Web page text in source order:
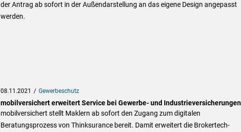
der Antrag ab sofort in der Außendarstellung an das eigene Design angepasst
werden.
08.11.2021 Gewerbeschutz
mobilversichert erweitert Service bei Gewerbe- und Industrieversicherungen
mobilversichert stellt Maklern ab sofort den Zugang zum digitalen
Beratungsprozess von Thinksurance bereit. Damit erweitert die Brokertech-